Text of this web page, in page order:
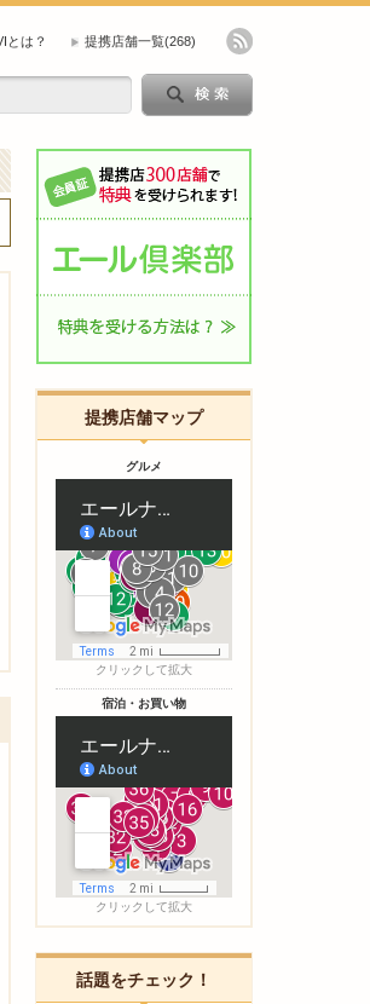
とは？ 提携店舗一覧(268)
提携店舗マップ
グルメ
クリックして拡大
宿泊・お買い物
クリックして拡大
話題をチェック！